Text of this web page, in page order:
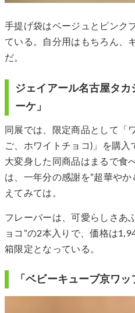
手提げ袋はベージュとピンク
ている。自分用はもちろん、
だ。
ジェイアール名古屋タ
ーケ」
同展では、限定商品として「
ご、ホワイトチョコ)」を購
大変身した同商品はまるで食
は、一年分の感謝を”超華や
えてみては。
フレーバーは、可愛らしさあ
ョコ”の2本入りで、価格は
箱限定となっている。
「ベビーキューブ京ワ